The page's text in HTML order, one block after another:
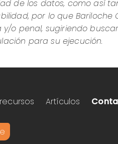
de los datos, como así
por lo que Bariloche
o penal, sugiriendo
para su ejecución.
Artículos